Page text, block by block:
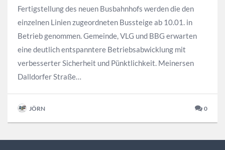
Fertigstellung des neuen Busbahnhofs werden die den
einzelnen Linien zugeordneten Bussteige ab 10.01. in
Betrieb genommen. Gemeinde, VLG und BBG erwarten
eine deutlich entspanntere Betriebsabwicklung mit
verbesserter Sicherheit und Pünktlichkeit. Meinersen
Dalldorfer Straße…
JÖRN 0